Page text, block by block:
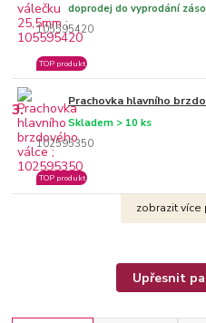
105595420
doprodej do vyprodání
TOP produkt
3. Prachovka hlavního
102595350
Skladem > 10 ks
TOP produkt
zobrazit více
Upřesnit